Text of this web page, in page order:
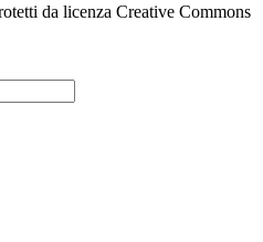
da licenza Creative Commons